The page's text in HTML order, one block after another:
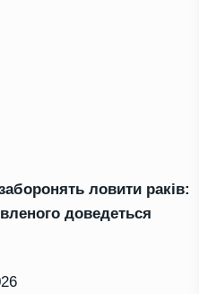
ловити раків:
доведеться